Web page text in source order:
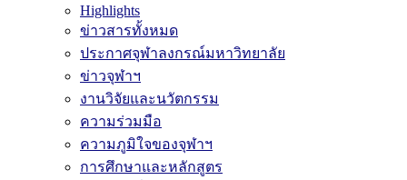
Highlights
ข่าวสารทั้งหมด
ประกาศจุฬาลงกรณ์มหาวิทยาลัย
ข่าวจุฬาฯ
งานวิจัยและนวัตกรรม
ความร่วมมือ
ความภูมิใจของจุฬาฯ
การศึกษาและหลักสูตร